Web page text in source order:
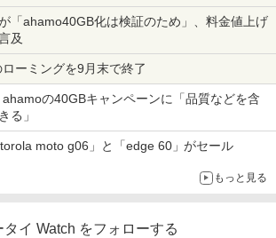
の課題
「ahamo40GB化は検証のため」、料金値上げ
及
ーミングを9月末で終了
の40GBキャンペーンに「品質などを含
る」
moto g06」と「edge 60」がセール
もっと見る
タイ Watch をフォローする